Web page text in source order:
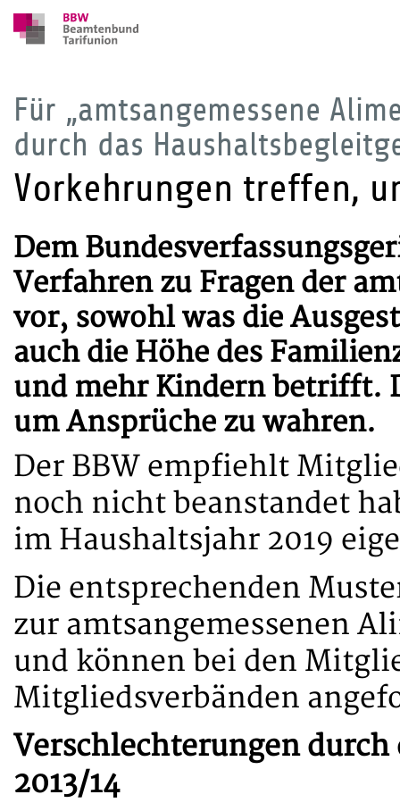
Für „amtsangemessene
durch das
Vorkehrungen treffen,
Dem
Verfahren zu Fragen der
vor, sowohl was die
auch die Höhe des
und mehr Kindern betrifft.
um Ansprüche zu wahren.
Der BBW empfiehlt
noch nicht beanstandet
im Haushaltsjahr 2019
Die entsprechenden
zur amtsangemessenen
und können bei den
Mitgliedsverbänden
Verschlechterungen
2013/14